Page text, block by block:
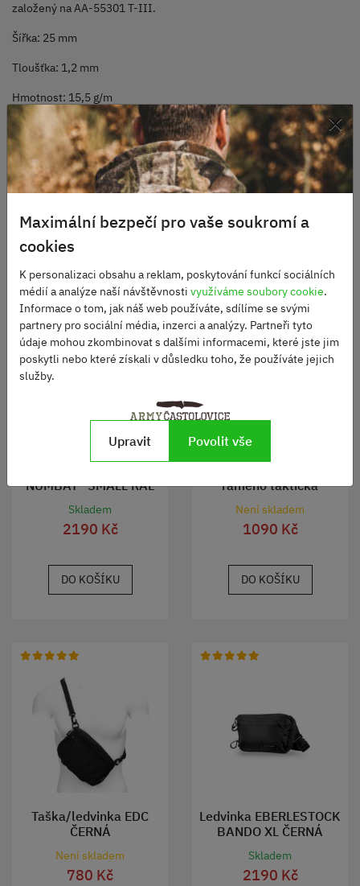
založený na AA-55301 T-III.
Šířka: 25 mm
Tloušťka: 1,2 mm
Hmotnost: 15,5 g/m
Mez pevnosti: 453,6 kg
Suchý zip - VELCRO®
Alternativní produkty
NUMBAT® SMALL RAL
Skladem
2190 Kč
DO KOŠÍKU
rameno taktická
Není skladem
1090 Kč
DO KOŠÍKU
Taška/ledvinka EDC
ČERNÁ
Není skladem
780 Kč
Ledvinka EBERLESTOCK
BANDO XL ČERNÁ
Skladem
2190 Kč
×
Maximální bezpečí pro vaše soukromí a
cookies
K personalizaci obsahu a reklam, poskytování funkcí sociálních
médií a analýze naší návštěvnosti využíváme soubory cookie.
Informace o tom, jak náš web používáte, sdílíme se svými
partnery pro sociální média, inzerci a analýzy. Partneři tyto
údaje mohou zkombinovat s dalšími informacemi, které jste jim
poskytli nebo které získali v důsledku toho, že používáte jejich
služby.
Upravit Povolit vše